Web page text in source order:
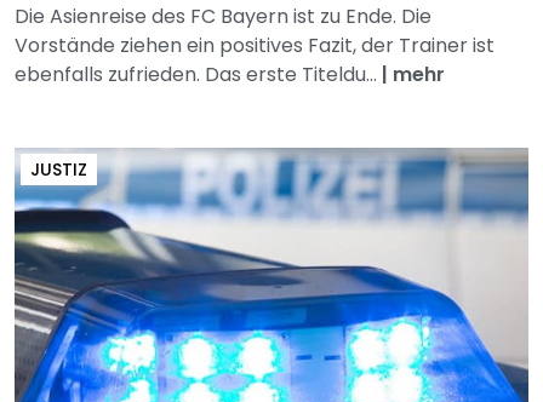
Die Asienreise des FC Bayern ist zu Ende. Die
Vorstände ziehen ein positives Fazit, der Trainer ist
ebenfalls zufrieden. Das erste Titeldu... | mehr
JUSTIZ